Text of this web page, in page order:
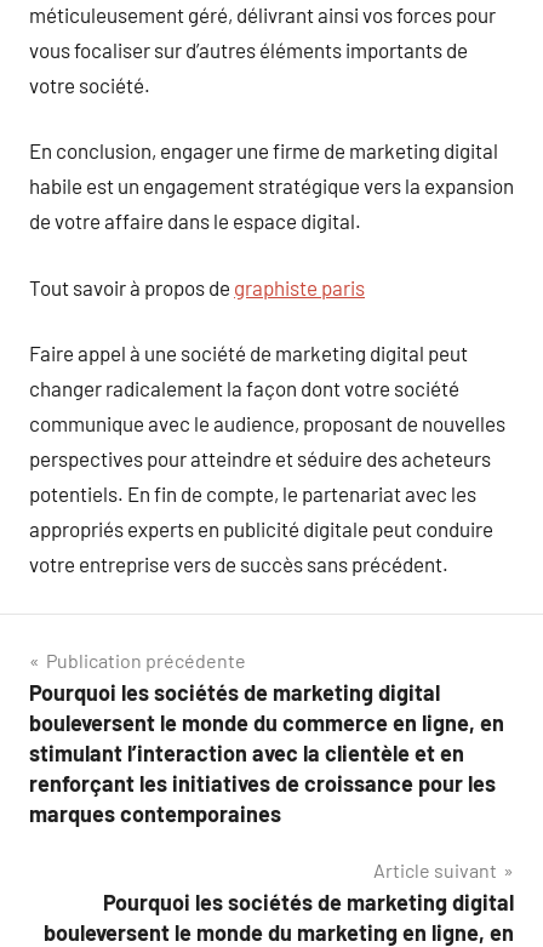
méticuleusement géré, délivrant ainsi vos forces pour
vous focaliser sur d’autres éléments importants de
votre société.
En conclusion, engager une firme de marketing digital
habile est un engagement stratégique vers la expansion
de votre affaire dans le espace digital.
Tout savoir à propos de graphiste paris
Faire appel à une société de marketing digital peut
changer radicalement la façon dont votre société
communique avec le audience, proposant de nouvelles
perspectives pour atteindre et séduire des acheteurs
potentiels. En fin de compte, le partenariat avec les
appropriés experts en publicité digitale peut conduire
votre entreprise vers de succès sans précédent.
Navigation
de
l’article
Publication précédente
Pourquoi les sociétés de marketing digital
bouleversent le monde du commerce en ligne, en
stimulant l’interaction avec la clientèle et en
renforçant les initiatives de croissance pour les
marques contemporaines
Article suivant
Pourquoi les sociétés de marketing digital
bouleversent le monde du marketing en ligne, en